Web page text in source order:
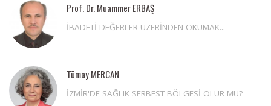
Prof. Dr. Muammer ERBAŞ
İBADETİ DEĞERLER ÜZERİNDEN OKUMAK...
Tümay MERCAN
İZMİR'DE SAĞLIK SERBEST BÖLGESİ OLUR MU?